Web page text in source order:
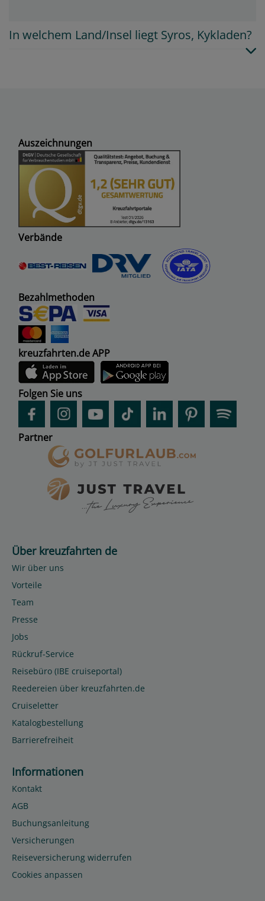
In welchem Land/Insel liegt Syros, Kykladen?
Auszeichnungen
Verbände
Bezahlmethoden
kreuzfahrten.de APP
Folgen Sie uns
Partner
Über kreuzfahrten de
Wir über uns
Vorteile
Team
Presse
Jobs
Rückruf-Service
Reisebüro (IBE cruiseportal)
Reedereien über kreuzfahrten.de
Cruiseletter
Katalogbestellung
Barrierefreiheit
Informationen
Kontakt
AGB
Buchungsanleitung
Versicherungen
Reiseversicherung widerrufen
Cookies anpassen